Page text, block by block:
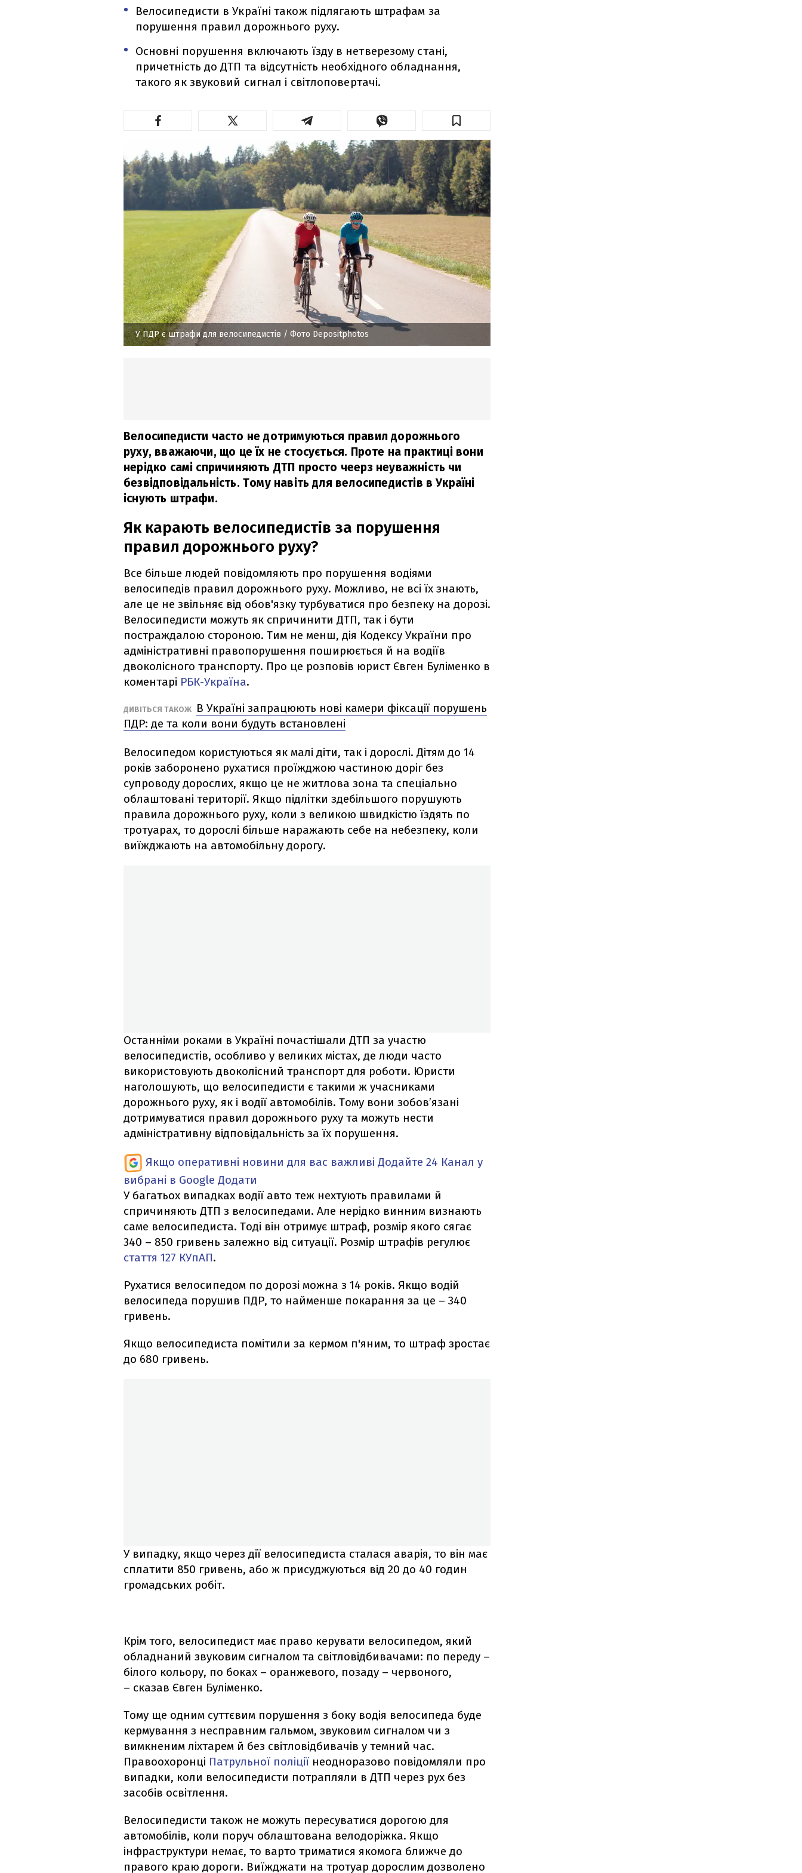
Велосипедисти в Україні також підлягають штрафам за
порушення правил дорожнього руху.
Основні порушення включають їзду в нетверезому стані,
причетність до ДТП та відсутність необхідного обладнання,
такого як звуковий сигнал і світлоповертачі.
У ПДР є штрафи для велосипедистів / Фото Depositphotos
Велосипедисти часто не дотримуються правил дорожнього
руху, вважаючи, що це їх не стосується. Проте на практиці вони
нерідко самі спричиняють ДТП просто чеерз неуважність чи
безвідповідальність. Тому навіть для велосипедистів в Україні
існують штрафи.
Як карають велосипедистів за порушення
правил дорожнього руху?
Все більше людей повідомляють про порушення водіями
велосипедів правил дорожнього руху. Можливо, не всі їх знають,
але це не звільняє від обов'язку турбуватися про безпеку на дорозі.
Велосипедисти можуть як спричинити ДТП, так і бути
постраждалою стороною. Тим не менш, дія Кодексу України про
адміністративні правопорушення поширюється й на водіїв
двоколісного транспорту. Про це розповів юрист Євген Буліменко в
коментарі РБК-Україна.
ДИВІТЬСЯ ТАКОЖ
В Україні запрацюють нові камери фіксації порушень
ПДР: де та коли вони будуть встановлені
Велосипедом користуються як малі діти, так і дорослі. Дітям до 14
років заборонено рухатися проїжджою частиною доріг без
супроводу дорослих, якщо це не житлова зона та спеціально
облаштовані території. Якщо підлітки здебільшого порушують
правила дорожнього руху, коли з великою швидкістю їздять по
тротуарах, то дорослі більше наражають себе на небезпеку, коли
виїжджають на автомобільну дорогу.
Останніми роками в Україні почастішали ДТП за участю
велосипедистів, особливо у великих містах, де люди часто
використовують двоколісний транспорт для роботи. Юристи
наголошують, що велосипедисти є такими ж учасниками
дорожнього руху, як і водії автомобілів. Тому вони зобов’язані
дотримуватися правил дорожнього руху та можуть нести
адміністративну відповідальність за їх порушення.
Якщо оперативні новини для вас важливі Додайте 24 Канал у
вибрані в Google Додати
У багатьох випадках водії авто теж нехтують правилами й
спричиняють ДТП з велосипедами. Але нерідко винним визнають
саме велосипедиста. Тоді він отримує штраф, розмір якого сягає
340 – 850 гривень залежно від ситуації. Розмір штрафів регулює
стаття 127 КУпАП.
Рухатися велосипедом по дорозі можна з 14 років. Якщо водій
велосипеда порушив ПДР, то найменше покарання за це – 340
гривень.
Якщо велосипедиста помітили за кермом п'яним, то штраф зростає
до 680 гривень.
У випадку, якщо через дії велосипедиста сталася аварія, то він має
сплатити 850 гривень, або ж присуджуються від 20 до 40 годин
громадських робіт.
Крім того, велосипедист має право керувати велосипедом, який
обладнаний звуковим сигналом та світловідбивачами: по переду –
білого кольору, по боках – оранжевого, позаду – червоного,
– сказав Євген Буліменко.
Тому ще одним суттєвим порушення з боку водія велосипеда буде
кермування з несправним гальмом, звуковим сигналом чи з
вимкненим ліхтарем й без світловідбивачів у темний час.
Правоохоронці Патрульної поліції неодноразово повідомляли про
випадки, коли велосипедисти потрапляли в ДТП через рух без
засобів освітлення.
Велосипедисти також не можуть пересуватися дорогою для
автомобілів, коли поруч облаштована велодоріжка. Якщо
інфраструктури немає, то варто триматися якомога ближче до
правого краю дороги. Виїжджати на тротуар дорослим дозволено